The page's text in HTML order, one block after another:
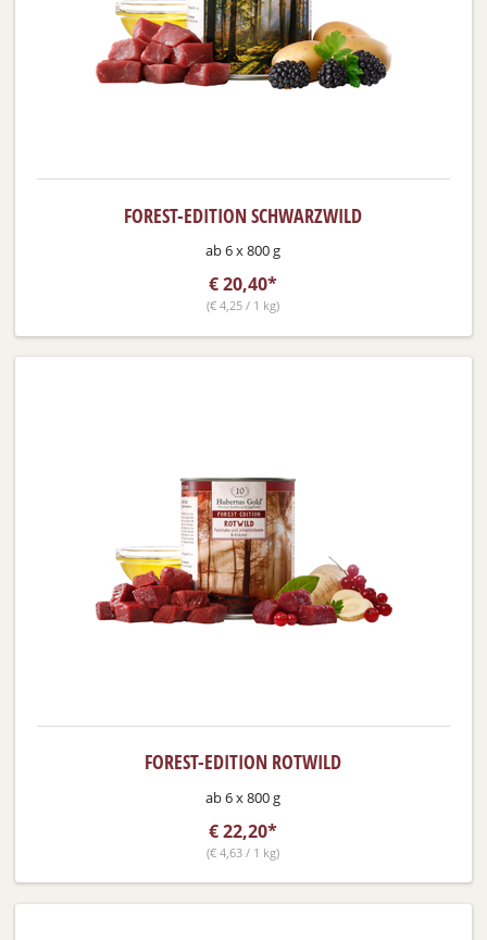
FOREST-EDITION SCHWARZWILD
ab 6 x 800 g
€20,40*
(€ 4,25 / 1 kg)
FOREST-EDITION ROTWILD
ab 6 x 800 g
€22,20*
(€ 4,63 / 1 kg)